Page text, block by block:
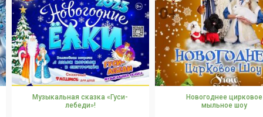
Музыкальная сказка «Гуси-
лебеди»!
Новогоднее цирковое
мыльное шоу